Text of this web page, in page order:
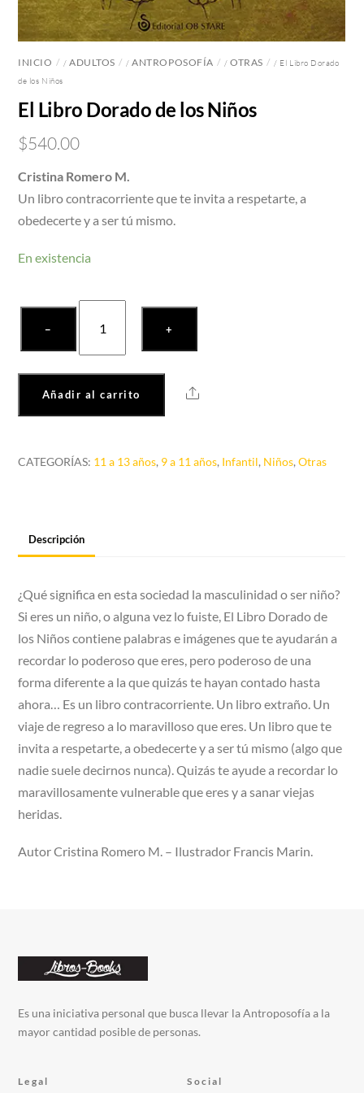
INICIO /ADULTOS /ANTROPOSOFÍA /OTRAS
/ El Libro Dorado
de los Niños
El Libro Dorado de los Niños
$540.00
Cristina Romero M.
Un libro contracorriente que te invita a respetarte, a
obedecerte y a ser tú mismo.
En existencia
−
Libro
Dorado
de
los
Niños
+
Añadir al carrito Share
CATEGORÍAS: 11 a 13 años, 9 a 11 años, Infantil, Niños,Otras
Descripción
¿Qué significa en esta sociedad la masculinidad o ser niño?
Si eres un niño, o alguna vez lo fuiste, El Libro Dorado de
los Niños contiene palabras e imágenes que te ayudarán a
recordar lo poderoso que eres, pero poderoso de una
forma diferente a la que quizás te hayan contado hasta
ahora… Es un libro contracorriente. Un libro extraño. Un
viaje de regreso a lo maravilloso que eres. Un libro que te
invita a respetarte, a obedecerte y a ser tú mismo (algo que
nadie suele decirnos nunca). Quizás te ayude a recordar lo
maravillosamente vulnerable que eres y a sanar viejas
heridas.
Autor Cristina Romero M. – Ilustrador Francis Marin.
Es una iniciativa personal que busca llevar la Antroposofía a la
mayor cantidad posible de personas.
Legal Social